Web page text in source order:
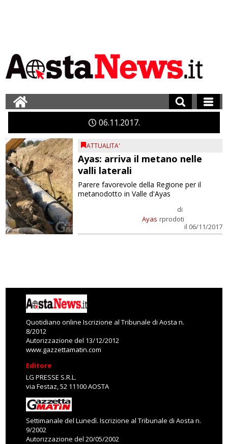
06 11 2017
ATTUALITA'
Ayas: arriva il metano nelle
valli laterali
Ayas
di
rprodoti
il 06/11/2017
Parere favorevole della Regione per il
metanodotto in Valle d'Ayas
Quotidiano online Iscrizione al Tribunale di Aosta n.
8/2012
Autorizzazione del 13/12/2012
www.gazzettamatin.com
Editore
LG PRESSE S.R.L.
via Festaz, 52 11100 AOSTA
Settimanale del Lunedì. Iscrizione al Tribunale di Aosta n.
9/2002
Autorizzazione del 20/05/2002